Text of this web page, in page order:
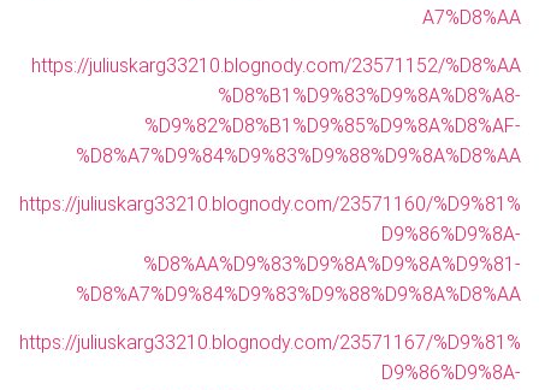
A7%D8%AA
https://juliuskarg33210.blognody.com/23571152/%D8%AA
%D8%B1%D9%83%D9%8A%D8%A8-
%D9%82%D8%B1%D9%85%D9%8A%D8%AF-
%D8%A7%D9%84%D9%83%D9%88%D9%8A%D8%AA
https://juliuskarg33210.blognody.com/23571160/%D9%81%
D9%86%D9%8A-
%D8%AA%D9%83%D9%8A%D9%8A%D9%81-
%D8%A7%D9%84%D9%83%D9%88%D9%8A%D8%AA
https://juliuskarg33210.blognody.com/23571167/%D9%81%
D9%86%D9%8A-